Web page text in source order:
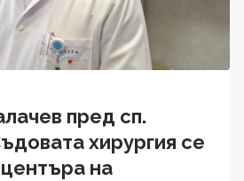
пред сп.
хирургия се
на